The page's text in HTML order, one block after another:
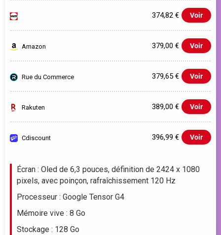
374,82 € Voir
Amazon 379,00 € Voir
Rue du Commerce 379,65 € Voir
Rakuten 389,00 € Voir
Cdiscount 396,99 € Voir
370
380
Écran : Oled de 6,3 pouces, définition de 2424 x 1080
pixels, avec poinçon, rafraîchissement 120 Hz
Processeur : Google Tensor G4
Mémoire vive : 8 Go
Stockage : 128 Go